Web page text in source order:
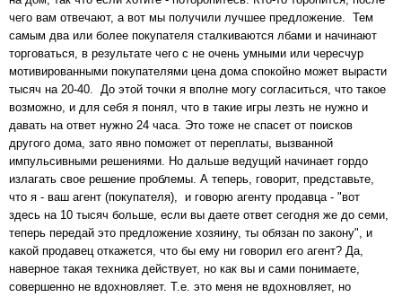
чего вам отвечают, а вот мы получили лучшее предложение. Тем
самым два или более покупателя сталкиваются лбами и начинают
торговаться, в результате чего с не очень умными или чересчур
мотивированными покупателями цена дома спокойно может вырасти
тысяч на 20-40. До этой точки я вполне могу согласиться, что такое
возможно, и для себя я понял, что в такие игры лезть не нужно и
давать на ответ нужно 24 часа. Это тоже не спасет от поисков
другого дома, зато явно поможет от переплаты, вызванной
импульсивными решениями. Но дальше ведущий начинает гордо
излагать свое решение проблемы. А теперь, говорит, представьте,
что я - ваш агент (покупателя), и говорю агенту продавца - "вот
здесь на 10 тысяч больше, если вы даете ответ сегодня же до семи,
теперь передай это предложение хозяину, ты обязан по закону", и
какой продавец откажется, что бы ему ни говорил его агент? Да,
наверное такая техника действует, но как вы и сами понимаете,
совершенно не вдохновляет. Т.е. это меня не вдохновляет, но